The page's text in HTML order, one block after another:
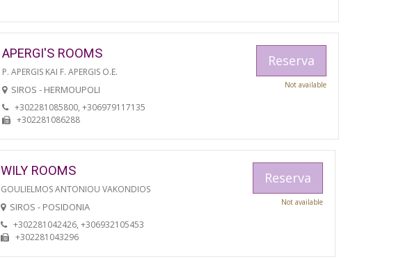
APERGI'S ROOMS
P. APERGIS KAI F. APERGIS O.E.
SIROS - HERMOUPOLI
+302281085800, +306979117135
+302281086288
Reserva
Not available
WILY ROOMS
GOULIELMOS ANTONIOU VAKONDIOS
SIROS - POSIDONIA
+302281042426, +306932105453
+302281043296
Reserva
Not available